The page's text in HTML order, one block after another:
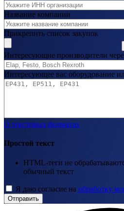
Название компании
Прикрепить список закупок
Интересующие производители
Интересующее вас оборудование
О текстовых форматах
Простой текст
HTML-теги не
обычный текст
Я даю согласие на обработку
Отправить